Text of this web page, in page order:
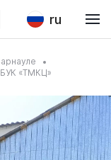
ru
«ТМКЦ»